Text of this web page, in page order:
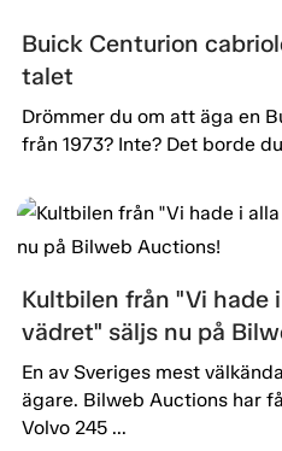
Buick Centurion
talet
Drömmer du om att äga en
från 1973? Inte? Det borde
Kultbilen från "Vi hade
vädret" säljs nu på
En av Sveriges mest
ägare. Bilweb Auctions har
Volvo 245 ...